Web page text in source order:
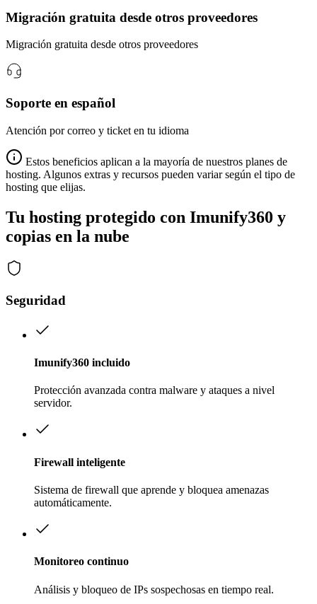
Migración gratuita desde otros proveedores
Migración gratuita desde otros proveedores
Soporte en español
Atención por correo y ticket en tu idioma
Estos beneficios aplican a la mayoría de nuestros planes de
hosting. Algunos extras y recursos pueden variar según el tipo de
hosting que elijas.
Tu hosting protegido con Imunify360 y
copias en la nube
Seguridad
Imunify360 incluido
Protección avanzada contra malware y ataques a nivel
servidor.
Firewall inteligente
Sistema de firewall que aprende y bloquea amenazas
automáticamente.
Monitoreo continuo
Análisis y bloqueo de IPs sospechosas en tiempo real.